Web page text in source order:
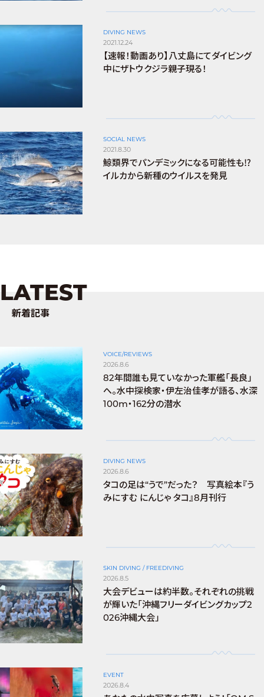
DIVING NEWS
2021.12.24
【速報！動画あり】八丈島にてダイビング
中にザトウクジラ親子現る！
SOCIAL NEWS
2021.8.30
鯨類界でパンデミックになる可能性も⁉︎
イルカから新種のウイルスを発見
LATEST
新着記事
VOICE/REVIEWS
2026.8.6
82年間誰も見ていなかった軍艦「長良」
へ。水中探検家・伊左治佳孝が語る、水深
100m・162分の潜水
DIVING NEWS
2026.8.6
タコの足は“うで”だった？ 写真絵本『う
みにすむ にんじゃ タコ』8月刊行
SKIN DIVING / FREEDIVING
2026.8.5
大会デビューは約半数。それぞれの挑戦
が輝いた「沖縄フリーダイビングカップ2
026沖縄大会」
EVENT
2026.8.4